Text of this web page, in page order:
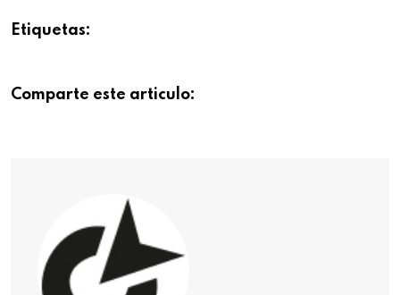
Etiquetas:
Comparte este articulo: